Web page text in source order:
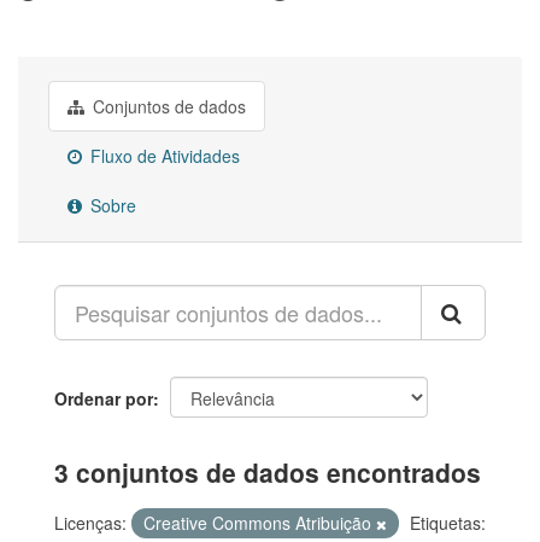
Conjuntos de dados
Fluxo de Atividades
Sobre
Ordenar por
3 conjuntos de dados encontrados
Licenças: Creative Commons Atribuição
Etiquetas: